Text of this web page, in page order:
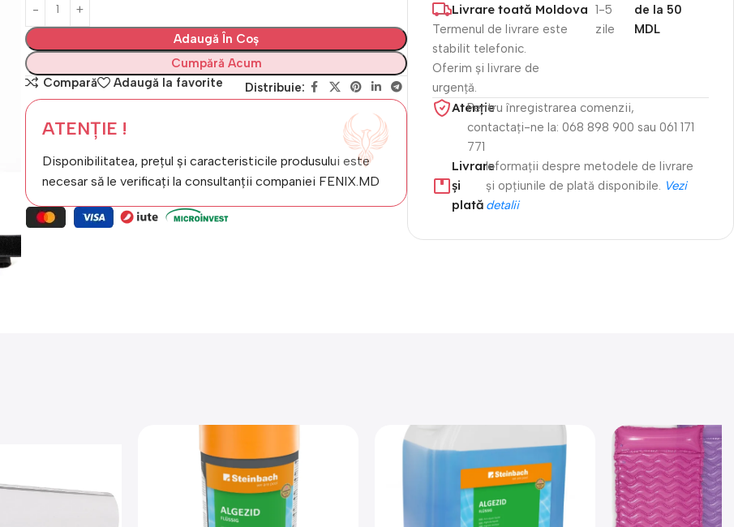
Adaugă În Coș
Cumpără Acum
Compară
Adaugă la favorite Distribuie:
ATENȚIE !
Disponibilitatea, prețul și caracteristicile produsului este
necesar să le verificați la consultanții companiei FENIX.MD
Livrare toată Moldova
Termenul de livrare este
stabilit telefonic.
Oferim și livrare de
urgență.
1-5
zile
de la 50
MDL
Atenție​
Pentru înregistrarea comenzii,
contactați-ne la: 068 898 900 sau 061 171
771
Livrare
și
plată
Informații despre metodele de livrare
și opțiunile de plată disponibile.
Vezi
detalii